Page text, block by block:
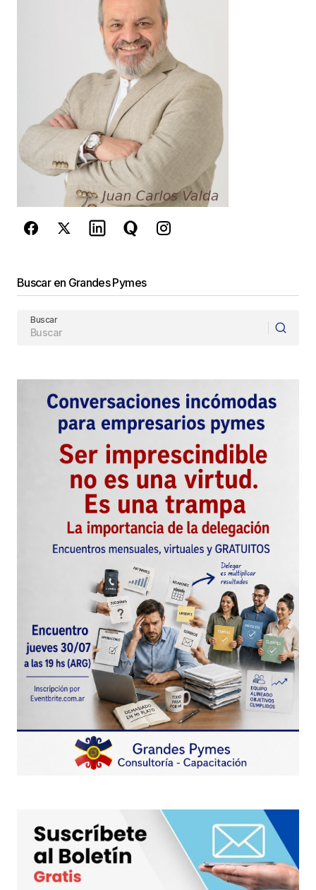
*
Guarda mi nombre, correo electrónico y web en
este navegador para la próxima vez que
comente.
Este sitio esta protegido por
reCAPTCHA y laPolítica de
privacidady losTérminos del servicio
de Google se aplican.
Enviar Comentario
Buscar en Grandes Pymes
Buscar